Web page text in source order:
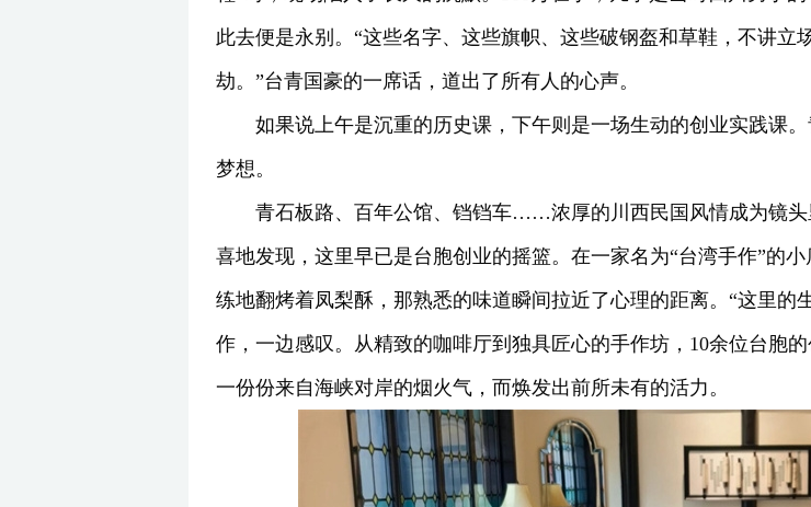
此去便是永别。“这些名字、这些旗帜、这些破钢盔和草鞋，不讲
劫。”台青国豪的一席话，道出了所有人的心声。
如果说上午是沉重的历史课，下午则是一场生动的创业实践课
梦想。
青石板路、百年公馆、铛铛车……浓厚的川西民国风情成为镜
喜地发现，这里早已是台胞创业的摇篮。在一家名为“台湾手作”的
练地翻烤着凤梨酥，那熟悉的味道瞬间拉近了心理的距离。“这里的
作，一边感叹。从精致的咖啡厅到独具匠心的手作坊，10余位台胞
一份份来自海峡对岸的烟火气，而焕发出前所未有的活力。